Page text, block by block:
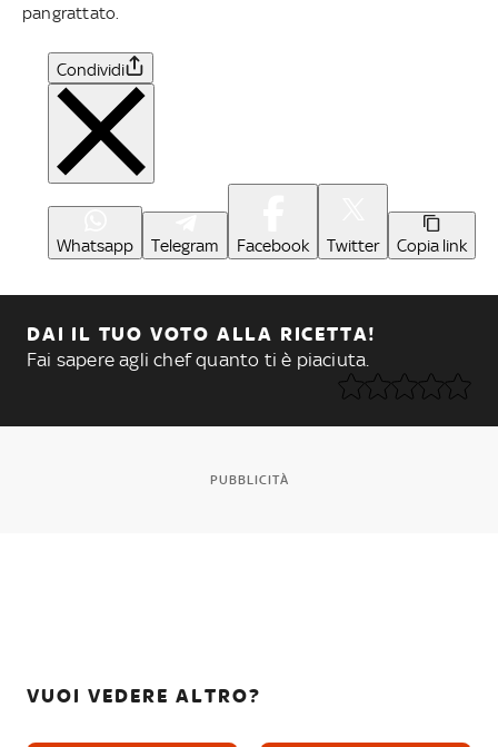
pangrattato.
Condividi
Whatsapp Telegram Facebook Twitter Copia link
DAI IL TUO VOTO ALLA RICETTA!
Fai sapere agli chef quanto ti è piaciuta.
PUBBLICITÀ
VUOI VEDERE ALTRO?